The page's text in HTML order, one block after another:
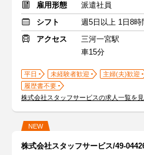
雇用形態
派遣社員
シフト
週5日以上 1日8時
アクセス
三河一宮駅
車15分
平日 未経験者歓迎 主婦(夫)歓迎
履歴書不要
株式会社スタッフサービスの求人一覧を
NEW
株式会社スタッフサービス/49-